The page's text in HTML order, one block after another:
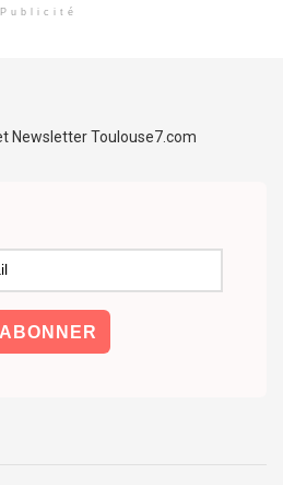
Publicité
Newsletter Toulouse7.com